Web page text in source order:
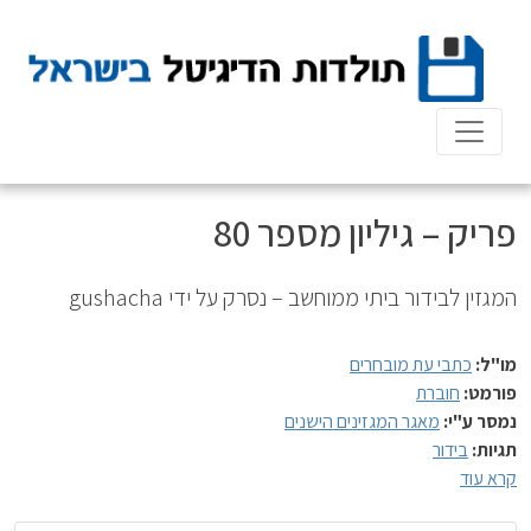
content
פריק – גיליון מספר 80
המגזין לבידור ביתי ממוחשב – נסרק על ידי gushacha
מו"ל: כתבי עת מובחרים
פורמט: חוברת
נמסר ע"י: מאגר המגזינים הישנים
תגיות:בידור
קרא עוד